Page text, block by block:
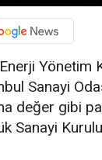
Yönetim
Sanayi
değer gibi
Sanayi